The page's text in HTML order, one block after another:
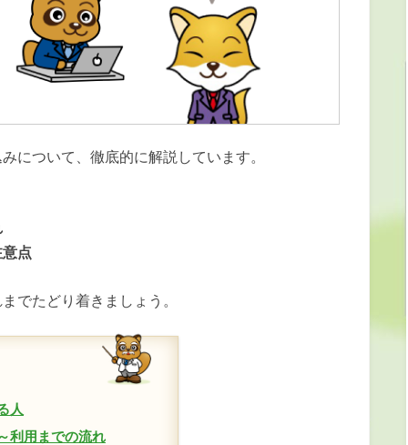
について、徹底的に解説しています。
点
でたどり着きましょう。
人
利用までの流れ